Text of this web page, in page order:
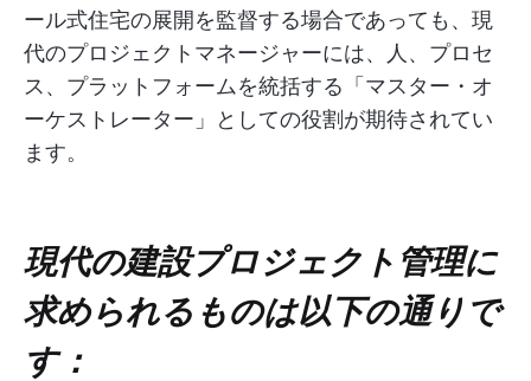
ール式住宅の展開を監督する場合であっても、現
代のプロジェクトマネージャーには、人、プロセ
ス、プラットフォームを統括する「マスター・オ
ーケストレーター」としての役割が期待されてい
ます。
現代の建設プロジェクト管理に
求められるものは以下の通りで
す：